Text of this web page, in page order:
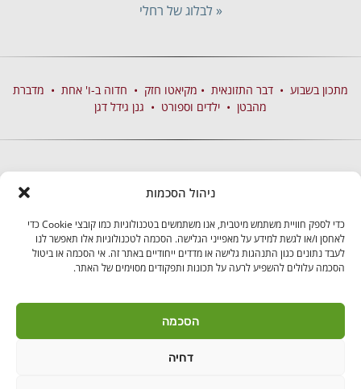
ניהול הסכמות
כדי לספק חוויית משתמש מיטבית, אנו משתמשים בטכנולוגיות כמו קובצי Cookie כדי
לאחסן ו/או לגשת למידע על מאפייני הגלישה. הסכמה לטכנולוגיות אלו תאפשר לנו
לעבד נתונים כגון התנהגות גלישה או מדדים ייחודיים באתר זה. אי הסכמה או ביטול
הסכמה עלולים להשפיע לרעה על תכונות ותפקודים מסוימים של האתר.
הסכמה
דחיה
« לבלוג של רחלי
מתכון בשבוע • דבר התזונאית • מקיאטו חזק • חדוה ב-ו' אחת • מדברת
מהבטן • ילדים וספורט • גנן גידל דגן
בקרו אותנו